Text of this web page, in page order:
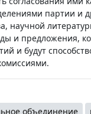
партии и
научной
и предложения,
и будут
объединение